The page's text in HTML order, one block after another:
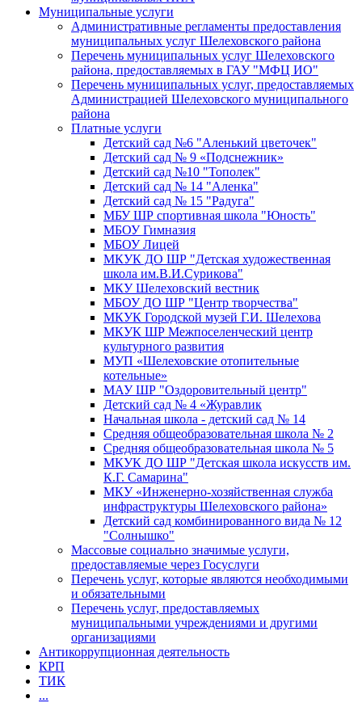
Муниципальные услуги
Административные регламенты предоставления
муниципальных услуг Шелеховского района
Перечень муниципальных услуг Шелеховского
района, предоставляемых в ГАУ "МФЦ ИО"
Перечень муниципальных услуг, предоставляемых
Администрацией Шелеховского муниципального
района
Платные услуги
Детский сад №6 "Аленький цветочек"
Детский сад № 9 «Подснежник»
Детский сад №10 "Тополек"
Детский сад № 14 "Аленка"
Детский сад № 15 "Радуга"
МБУ ШР спортивная школа "Юность"
МБОУ Гимназия
МБОУ Лицей
МКУК ДО ШР "Детская художественная
школа им.В.И.Сурикова"
МКУ Шелеховский вестник
МБОУ ДО ШР "Центр творчества"
МКУК Городской музей Г.И. Шелехова
МКУК ШР Межпоселенческий центр
культурного развития
МУП «Шелеховские отопительные
котельные»
МАУ ШР "Оздоровительный центр"
Детский сад № 4 «Журавлик
Начальная школа - детский сад № 14
Средняя общеобразовательная школа № 2
Средняя общеобразовательная школа № 5
МКУК ДО ШР "Детская школа искусств им.
К.Г. Самарина"
МКУ «Инженерно-хозяйственная служба
инфраструктуры Шелеховского района»
Детский сад комбинированного вида № 12
"Солнышко"
Массовые социально значимые услуги,
предоставляемые через Госуслуги
Перечень услуг, которые являются необходимыми
и обязательными
Перечень услуг, предоставляемых
муниципальными учреждениями и другими
организациями
Антикоррупционная деятельность
КРП
ТИК
...